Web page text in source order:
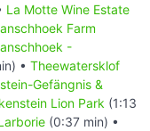
La Motte Wine Estate
Farm
-
• Theewatersklof
Gefängnis &
Lion Park (1:13
(0:37 min) •